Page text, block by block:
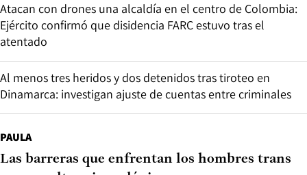
Atacan con drones una alcaldía en el centro de Colombia:
Ejército confirmó que disidencia FARC estuvo tras el
atentado
Al menos tres heridos y dos detenidos tras tiroteo en
Dinamarca: investigan ajuste de cuentas entre criminales
PAULA
Las barreras que enfrentan los hombres trans